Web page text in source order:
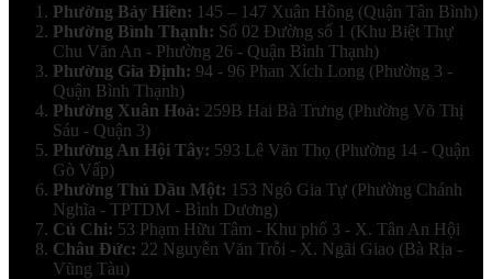
Phường Bảy Hiền: 145 – 147 Xuân Hồng (Quận Tân Bình)
Phường Bình Thạnh: Số 02 Đường số 1 (Khu Biệt Thự
Chu Văn An - Phường 26 - Quận Bình Thạnh)
Phường Gia Định: 94 - 96 Phan Xích Long (Phường 3 -
Quận Bình Thạnh)
Phường Xuân Hoà: 259B Hai Bà Trưng (Phường Võ Thị
Sáu - Quận 3)
Phường An Hội Tây: 593 Lê Văn Thọ (Phường 14 - Quận
Gò Vấp)
Phường Thủ Dầu Một: 153 Ngô Gia Tự (Phường Chánh
Nghĩa - TPTDM - Bình Dương)
Củ Chi: 53 Phạm Hữu Tâm - Khu phố 3 - X. Tân An Hội
Châu Đức: 22 Nguyễn Văn Trỗi - X. Ngãi Giao (Bà Rịa -
Vũng Tàu)